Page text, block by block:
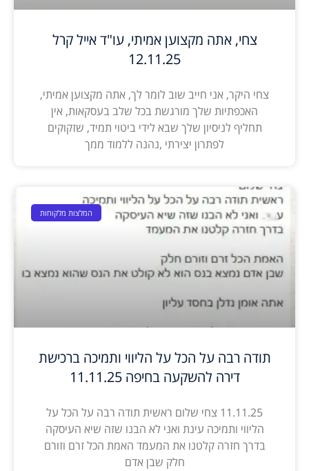
צחי, אתה מקצוען אמיתי, עו"ד אייל קרל
12.11.25
צחי היקר, אני חייב שוב לומר לך, אתה מקצוען אמיתי,
האכפתיות שלך מורגשת בכל שלב בעסקאות, אין
תחליף לניסיון שלך שבא לידי ביטוי תמיד, שזקוקים
לפתרון יצירתי ,נהנה ללמוד ממך
המלצות מלקוחות
תודה רבה על הכל על הליווי ותמיכה ברכישת
דירה להשקעה בחיפה 11.11.25
11.11.25 צחי שלום ראשית תודה רבה על הכל על
הליווי ותמיכה עינת ואני לא הבנו שזה שיא העיסקה
בדרך חזרה קלטנו את המעמד האמת הכל זרם וזורם
חלק שבן אדם